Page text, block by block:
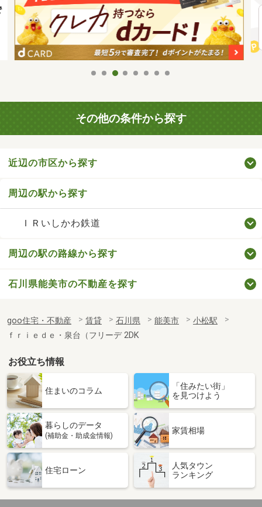
その他の条件から探す
近辺の市区から探す
周辺の駅から探す
ＩＲいしかわ鉄道
周辺の駅の路線から探す
石川県能美市の不動産を探す
goo住宅・不動産 賃貸 石川県 能美市
小松駅
ｆｒｉｅｄｅ・泉台（フリーデ 2DK
お役立ち情報
住まいのコラム
「住みたい街」
を見つけよう
暮らしのデータ
(補助金・助成金情報)
家賃相場
住宅ローン
人気タウン
ランキング